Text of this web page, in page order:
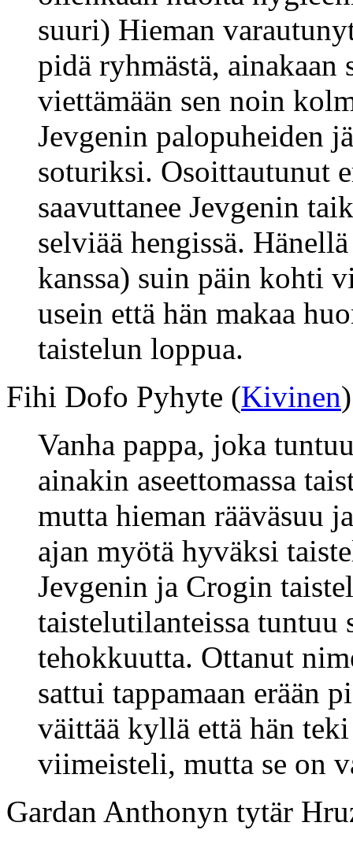
suuri) Hieman
pidä ryhmästä,
viettämään sen noin
Jevgenin palopuheiden
soturiksi. Osoittautunut
saavuttanee Jevgenin
selviää hengissä.
kanssa) suin päin kohti
usein että hän makaa
taistelun loppua.
Fihi Dofo Pyhyte (Kivinen)
Vanha pappa, joka
ainakin aseettomassa
mutta hieman rääväsuu
ajan myötä hyväksi
Jevgenin ja Crogin
taistelutilanteissa
tehokkuutta. Ottanut
sattui tappamaan erään
väittää kyllä että hän
viimeisteli, mutta se on
Gardan Anthonyn tytär